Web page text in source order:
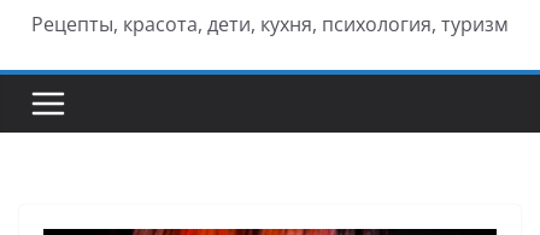
Рецепты, красота, дети, кухня, психология, туризм